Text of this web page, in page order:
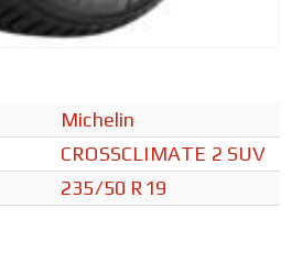
Michelin
CROSSCLIMATE 2 SUV
235/50 R19